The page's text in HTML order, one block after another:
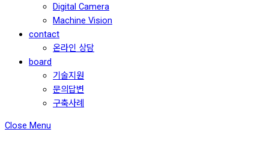
Digital Camera
Machine Vision
contact
온라인 상담
board
기술지원
문의답변
구축사례
Close Menu